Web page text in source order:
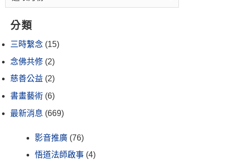
分類
三時繫念 (15)
念佛共修 (2)
慈善公益 (2)
書畫藝術 (6)
最新消息 (669)
影音推廣 (76)
悟道法師啟事 (4)